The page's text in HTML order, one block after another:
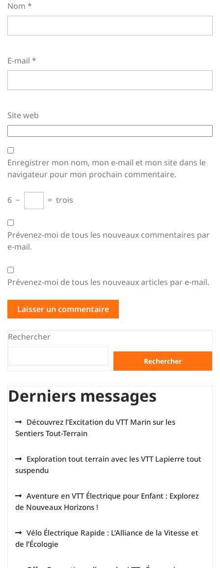
Nom *
E-mail *
Site web
Enregistrer mon nom, mon e-mail et mon site dans le
navigateur pour mon prochain commentaire.
6 − = trois
Prévenez-moi de tous les nouveaux commentaires par
e-mail.
Prévenez-moi de tous les nouveaux articles par e-mail.
Rechercher
Rechercher
Derniers messages
Découvrez l’Excitation du VTT Marin sur les
Sentiers Tout-Terrain
Exploration tout terrain avec les VTT Lapierre tout
suspendu
Aventure en VTT Électrique pour Enfant : Explorez
de Nouveaux Horizons !
Vélo Électrique Rapide : L’Alliance de la Vitesse et
de l’Écologie